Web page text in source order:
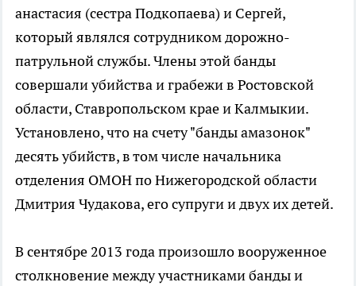
анастасия (сестра Подкопаева) и Сергей,
который являлся сотрудником дорожно-
патрульной службы. Члены этой банды
совершали убийства и грабежи в Ростовской
области, Ставропольском крае и Калмыкии.
Установлено, что на счету "банды амазонок"
десять убийств, в том числе начальника
отделения ОМОН по Нижегородской области
Дмитрия Чудакова, его супруги и двух их детей.
В сентябре 2013 года произошло вооруженное
столкновение между участниками банды и